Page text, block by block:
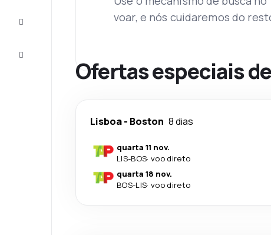
voar, e nós cuidaremos do
Ofertas especiais
Lisboa- Boston 8 dias
quarta 11 nov.
LIS-BOS· voo direto
quarta 18 nov.
BOS-LIS· voo direto